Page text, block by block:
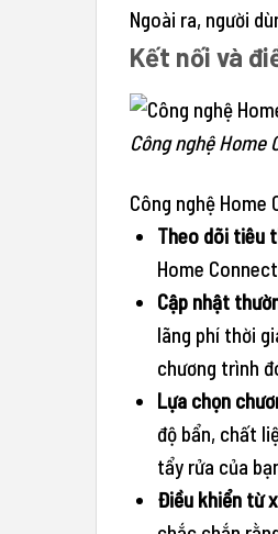
Ngoài ra, người
Kết nối và
Công nghệ Home
Công nghệ Home
Theo dõi tiêu
Home
Cập nhật
lãng phí thời
chương trình
Lựa chọn
độ bẩn, chất
tẩy rửa của
Điều khiển từ